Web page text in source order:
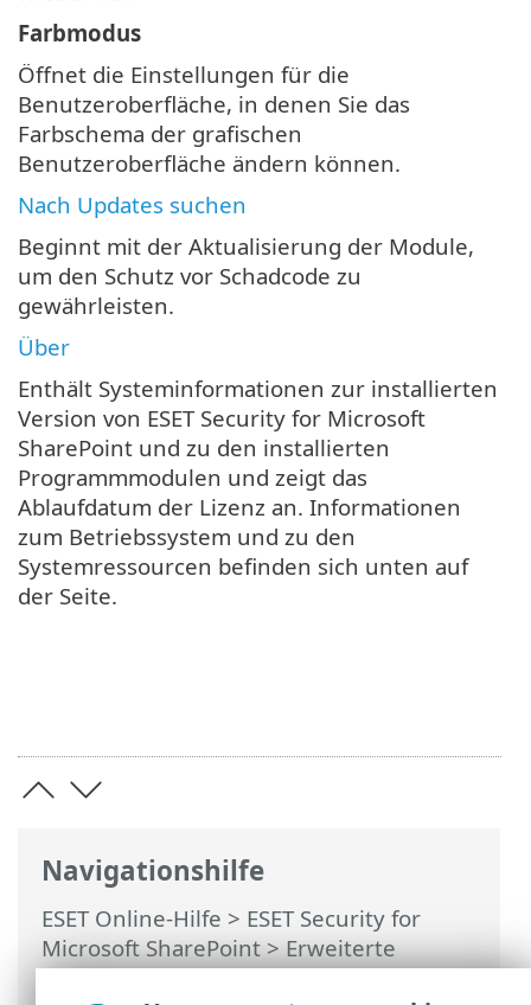
Navigationshilfe
ESET Online-Hilfe > ESET Security for
Microsoft SharePoint>Erweiterte
Einstellungen>Benutzeroberfläche>
Farbmodus
Öffnet die Einstellungen für die
Benutzeroberfläche, in denen Sie das
Farbschema der grafischen
Benutzeroberfläche ändern können.
Nach Updates suchen
Beginnt mit der Aktualisierung der Module,
um den Schutz vor Schadcode zu
gewährleisten.
Über
Enthält Systeminformationen zur installierten
Version von ESET Security for Microsoft
SharePoint und zu den installierten
Programmmodulen und zeigt das
Ablaufdatum der Lizenz an. Informationen
zum Betriebssystem und zu den
Systemressourcen befinden sich unten auf
der Seite.